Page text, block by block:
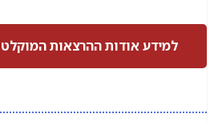
למידע אודות ההרצאות